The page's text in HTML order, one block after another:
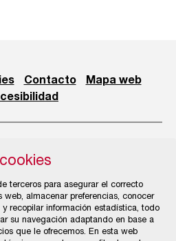
Contacto
Mapa web
de Gijón
terceros para asegurar el correcto
almacenar preferencias, conocer
recopilar información estadística, todo
su navegación adaptando en base a
que le ofrecemos. En esta web